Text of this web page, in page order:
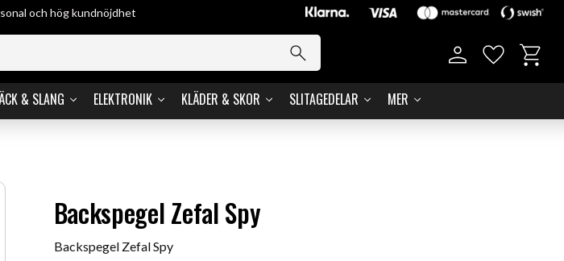
och hög kundnöjdhet
& SLANG ELEKTRONIK KLÄDER & SKOR SLITAGEDELAR MER
Favoriter
Backspegel Zefal Spy
Backspegel Zefal Spy